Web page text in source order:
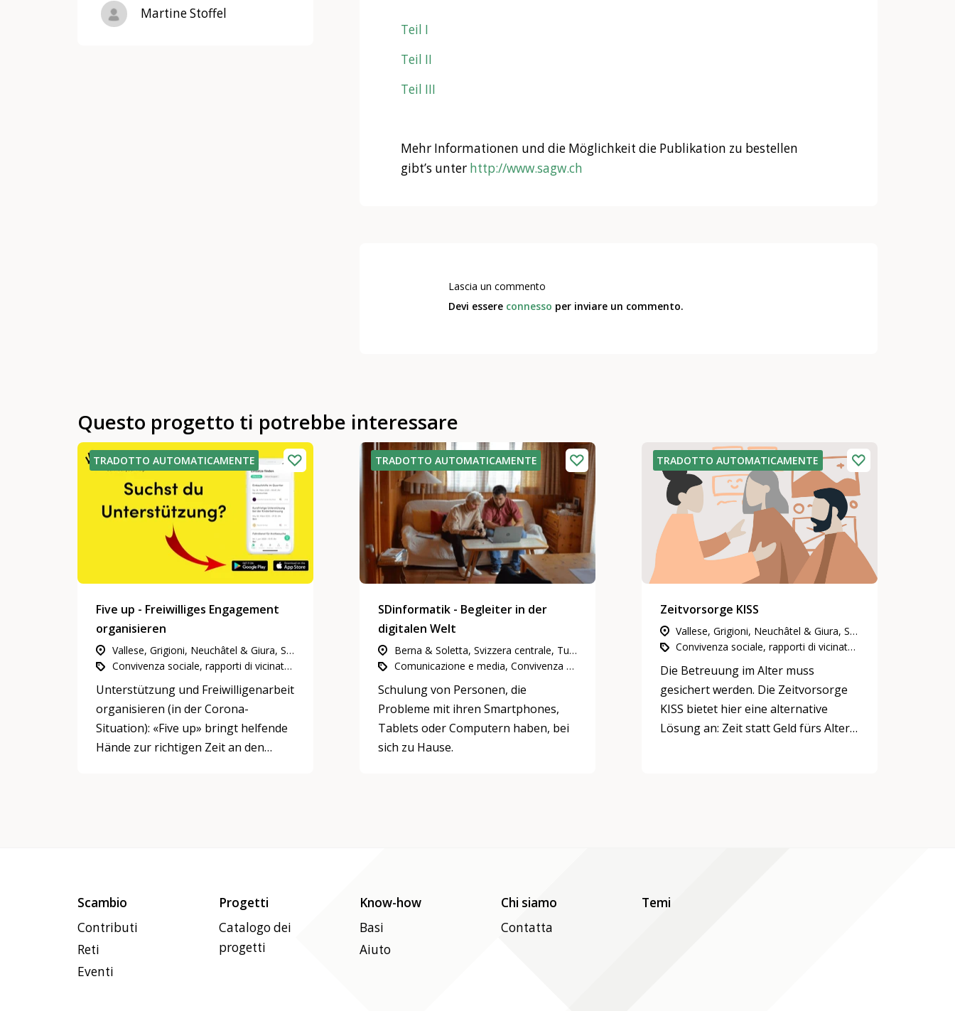
Martine Stoffel
Teil I
Teil II
Teil III
Mehr Informationen und die Möglichkeit die Publikation zu bestellen
gibt’s unter http://www.sagw.ch
Lascia un commento
Devi essere connesso per inviare un commento.
Questo progetto ti potrebbe interessare
TRADOTTO AUTOMATICAMENTE
Five up - Freiwilliges Engagement
organisieren
Vallese, Grigioni, Neuchâtel & Giura, Svizzera nord-occidentale, Svizzera orientale, Ticino, Vaud & Friburgo, Svizzera centrale, Berna & Soletta, Zurigo, Ginevra
Convivenza sociale, rapporti di vicinato e di quartiere, Impegno in attività di utilità pubblica, Coronavirus
Unterstützung und Freiwilligenarbeit
organisieren (in der Corona-
Situation): «Five up» bringt helfende
Hände zur richtigen Zeit an den
TRADOTTO AUTOMATICAMENTE
SDinformatik - Begleiter in der
digitalen Welt
Berna & Soletta, Svizzera centrale, Tutta la Svizzera, Zurigo, Ginevra, Vallese, Grigioni, Neuchâtel & Giura, Svizzera nord-occidentale, Svizzera orientale, Ticino, Estero, Vaud & Friburgo
Comunicazione e media, Convivenza sociale, rapporti di vicinato e di quartiere, Impegno in attività di utilità pubblica
Schulung von Personen, die
Probleme mit ihren Smartphones,
Tablets oder Computern haben, bei
sich zu Hause.
TRADOTTO AUTOMATICAMENTE
Zeitvorsorge KISS
Vallese, Grigioni, Neuchâtel & Giura, Svizzera nord-occidentale, Svizzera orientale, Ticino, Vaud & Friburgo, Svizzera centrale, Berna & Soletta, Zurigo, Ginevra
Convivenza sociale, rapporti di vicinato e di quartiere, Impegno in attività di utilità pubblica
Die Betreuung im Alter muss
gesichert werden. Die Zeitvorsorge
KISS bietet hier eine alternative
Lösung an: Zeit statt Geld fürs Alter
Scambio
Contributi
Reti
Eventi
Progetti
Catalogo dei
progetti
Know-how
Basi
Aiuto
Chi siamo
Contatta
Temi